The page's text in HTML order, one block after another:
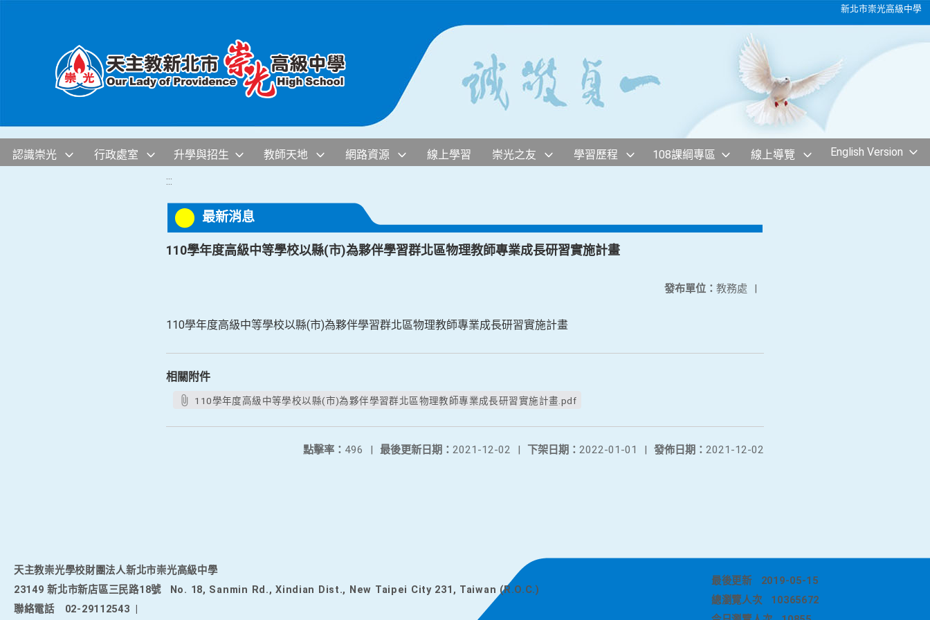
新北市崇光高級中學
認識崇光 行政處室 升學與招生 教師天地 網路資源 線上學習 崇光之友 學習歷程 108課綱專區 線上導覽 English Version
:::
最新消息
110學年度高級中等學校以縣(市)為夥伴學習群北區物理教師專業成長研習實施計畫
發布單位： 教務處 |
110學年度高級中等學校以縣(市)為夥伴學習群北區物理教師專業成長研習實施計畫
相關附件
110學年度高級中等學校以縣(市)為夥伴學習群北區物理教師專業成長研習實施計畫.pdf
發佈日期： 2021-12-02
下架日期： 2022-01-01 |
最後更新日期： 2021-12-02 |
點擊率： 496 |
天主教崇光學校財團法人新北市崇光高級中學
23149 新北市新店區三民路18號
No. 18, Sanmin Rd., Xindian Dist., New Taipei City 231, Taiwan (R.O.C.)
聯絡電話
02-29112543
最後更新
2019-05-15
總瀏覽人次
10365672